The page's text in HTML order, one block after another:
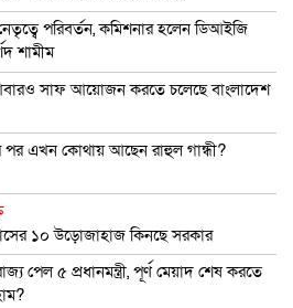
পরিবর্তন, কমিশনার হলেন ডিআইজি
শামীম
সাফ আয়োজন করতে চলেছে বাংলাদেশ
এখন কোথায় আছেন রাহুল গান্ধী?
১০ উড়োজাহাজ কিনছে সরকার
পেল ৫ প্রধানমন্ত্রী, পূর্ণ মেয়াদ শেষ করতে